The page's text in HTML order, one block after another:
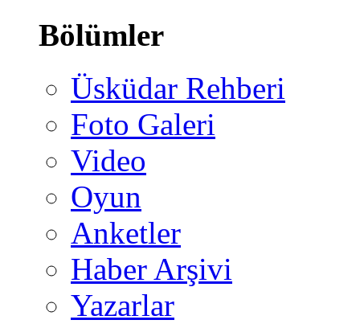
Bölümler
Üsküdar Rehberi
Foto Galeri
Video
Oyun
Anketler
Haber Arşivi
Yazarlar